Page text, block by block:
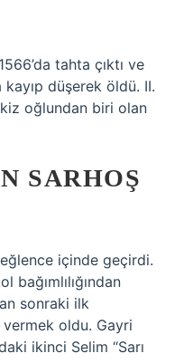
tahta çıktı ve
kayıp düşerek öldü. II.
oğlundan biri olan
SARHOŞ
eğlence içinde geçirdi.
bağımlılığından
sonraki ilk
oldu. Gayri
ikinci Selim “Sarı